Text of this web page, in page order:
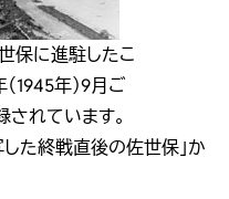
保に進駐したこ
1945年）9月ご
れています。
た終戦直後の佐世保」か